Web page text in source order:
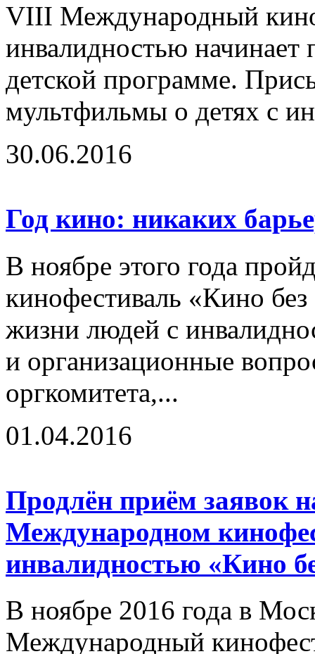
VIII Международный
инвалидностью начинает
детской программе.
мультфильмы о детях с
30.06.2016
Год кино: никаких
В ноябре этого года
кинофестиваль «Кино
жизни людей с
и организационные
оргкомитета,...
01.04.2016
Продлён приём заявок
Международном
инвалидностью «Кино
В ноябре 2016 года в
Международный